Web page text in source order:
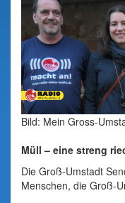
Bild: Mein Gross-
Müll – eine streng
Die Groß-Umstadt
Menschen, die Groß-